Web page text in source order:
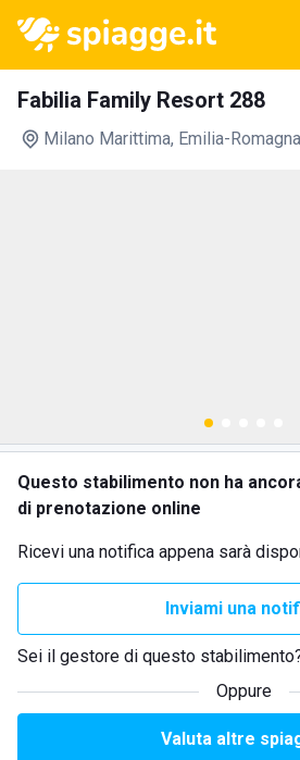
Fabilia Family Resort 288
Milano Marittima, Emilia-Romagna
Questo stabilimento non ha
di prenotazione online
Ricevi una notifica appena sarà
Inviami una
Sei il gestore di questo
Oppure
Valuta altre